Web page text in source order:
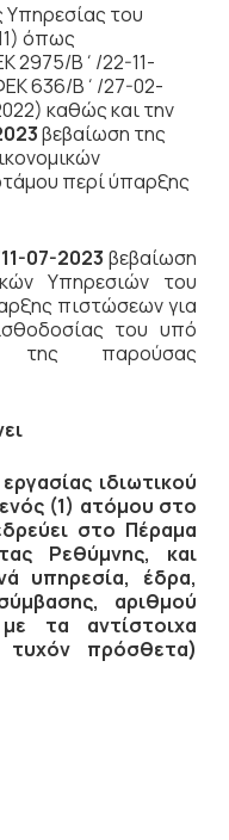
Υπηρεσίας του
όπως
2975/Β΄/22-11-
636/Β΄/27-02-
καθώς και την
βεβαίωση της
περί ύπαρξης
07-2023 βεβαίωση
Υπηρεσιών του
πιστώσεων για
του υπό
της παρούσας
ιδιωτικού
(1) ατόμου στο
στο Πέραμα
Ρεθύμνης, και
υπηρεσία, έδρα,
αριθμού
τα αντίστοιχα
τυχόν πρόσθετα)